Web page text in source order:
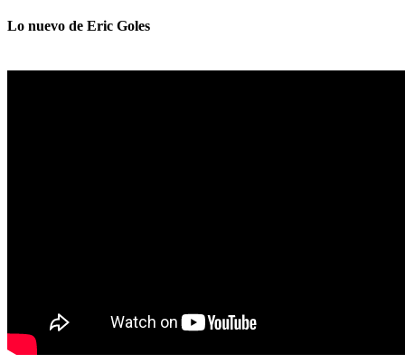
Lo nuevo de Eric Goles